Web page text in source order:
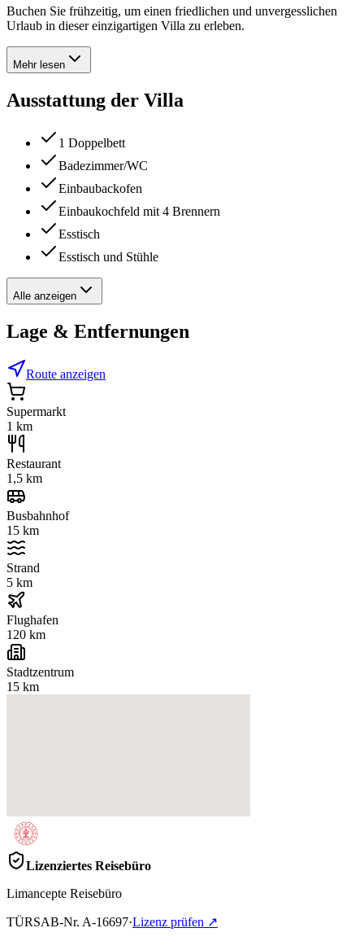
Buchen Sie frühzeitig, um einen friedlichen und unvergesslichen
Urlaub in dieser einzigartigen Villa zu erleben.
Mehr lesen
Ausstattung der Villa
1 Doppelbett
Badezimmer/WC
Einbaubackofen
Einbaukochfeld mit 4 Brennern
Esstisch
Esstisch und Stühle
Alle anzeigen
Lage & Entfernungen
Route anzeigen
Supermarkt
1 km
Restaurant
1,5 km
Busbahnhof
15 km
Strand
5 km
Flughafen
120 km
Stadtzentrum
15 km
Lizenziertes Reisebüro
Limancepte Reisebüro
TÜRSAB-Nr. A-16697·Lizenz prüfen ↗